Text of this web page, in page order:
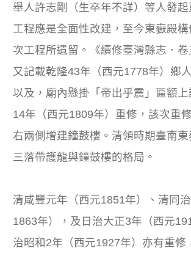
舉人許志剛（生卒年不詳）等人發
工程應是全面性改建，至今東嶽殿
次工程所遺留。《續修臺灣縣志．卷
又記載乾隆43年（西元1778年）鄉
以及，廟內懸掛「帝出乎震」匾額
14年（西元1809年）重修，該次重
右兩側增建鐘鼓樓。清領時期臺南
三落帶護龍與鐘鼓樓的格局。
清咸豐元年（西元1851年）、清同
1863年），及日治大正3年（西元
治昭和2年（西元1927年）亦有重修